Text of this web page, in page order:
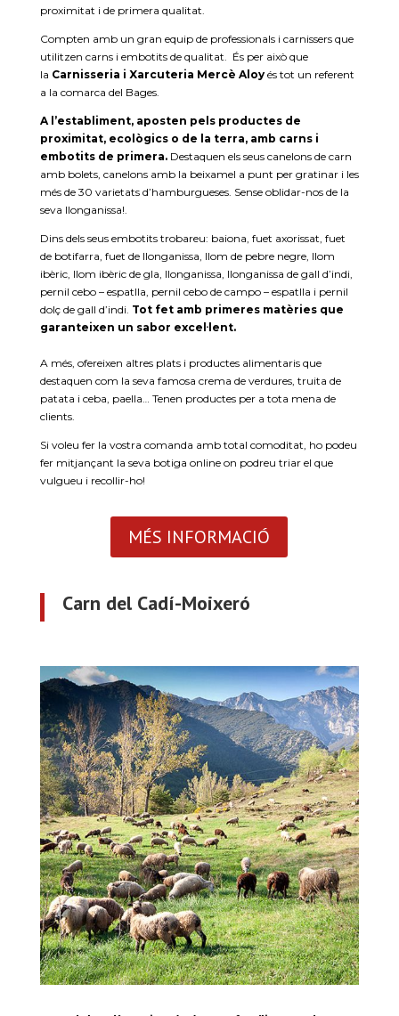
proximitat i de primera qualitat.
Compten amb un gran equip de professionals i carnissers que
utilitzen carns i embotits de qualitat. És per això que
la Carnisseria i Xarcuteria Mercè Aloyés tot un referent
a la comarca del Bages.
A l’establiment, aposten pels productes de
proximitat, ecològics o de la terra, amb carns i
embotits de primera.Destaquen els seus canelons de carn
amb bolets, canelons amb la beixamel a punt per gratinar i les
més de 30 varietats d’hamburgueses. Sense oblidar-nos de la
seva llonganissa!.
Dins dels seus embotits trobareu: baiona, fuet axorissat, fuet
de botifarra, fuet de llonganissa, llom de pebre negre, llom
ibèric, llom ibèric de gla, llonganissa, llonganissa de gall d’indi,
pernil cebo – espatlla, pernil cebo de campo – espatlla i pernil
dolç de gall d’indi. Tot fet amb primeres matèries que
garanteixen un sabor excel·lent.
A més, ofereixen altres plats i productes alimentaris que
destaquen com la seva famosa crema de verdures, truita de
patata i ceba, paella… Tenen productes per a tota mena de
clients.
Si voleu fer la vostra comanda amb total comoditat, ho podeu
fer mitjançant la seva botiga online on podreu triar el que
vulgueu i recollir-ho!
MÉS INFORMACIÓ
Carn del Cadí-Moixeró